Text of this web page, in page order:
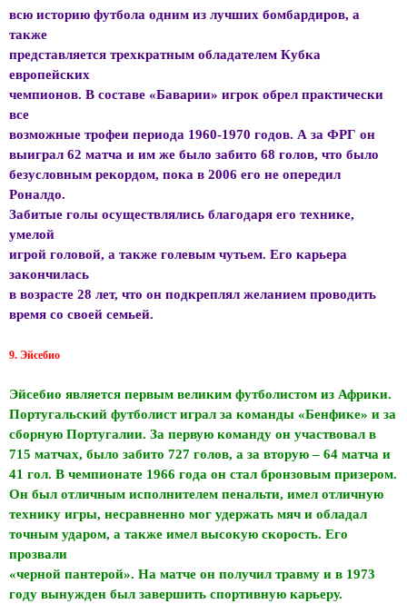
всю историю футбола одним из лучших бомбардиров, а
также
представляется трехкратным обладателем Кубка
европейских
чемпионов. В составе «Баварии» игрок обрел практически
все
возможные трофеи периода 1960-1970 годов. А за ФРГ он
выиграл 62 матча и им же было забито 68 голов, что было
безусловным рекордом, пока в 2006 его не опередил
Роналдо.
Забитые голы осуществлялись благодаря его технике,
умелой
игрой головой, а также голевым чутьем. Его карьера
закончилась
в возрасте 28 лет, что он подкреплял желанием проводить
время со своей семьей.
9. Эйсебио
Эйсебио является первым великим футболистом из Африки.
Португальский футболист играл за команды «Бенфике» и за
сборную Португалии. За первую команду он участвовал в
715 матчах, было забито 727 голов, а за вторую – 64 матча и
41 гол. В чемпионате 1966 года он стал бронзовым призером.
Он был отличным исполнителем пенальти, имел отличную
технику игры, несравненно мог удержать мяч и обладал
точным ударом, а также имел высокую скорость. Его
прозвали
«черной пантерой». На матче он получил травму и в 1973
году вынужден был завершить спортивную карьеру.